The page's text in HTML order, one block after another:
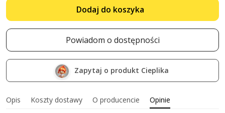
Dodaj do koszyka
Powiadom o dostępności
Zapytaj o produkt Cieplika
Opis Koszty dostawy O producencie Opinie